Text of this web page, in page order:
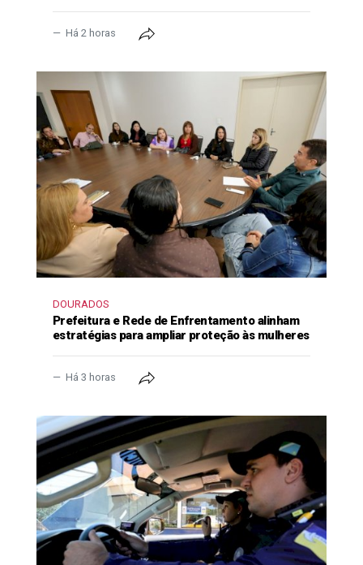
Há 2 horas
DOURADOS
Prefeitura e Rede de Enfrentamento alinham
estratégias para ampliar proteção às mulheres
Há 3 horas